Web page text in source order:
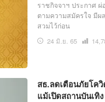
ราชกิจจาฯ ประกาศ
ตามความสมัครใจ มีผ
สวมไว้ก่อน
24 มิ.ย. 65
เปิด
สธ.ลดเตือนภัยโค
แม้เปิดสถานบันเทิง